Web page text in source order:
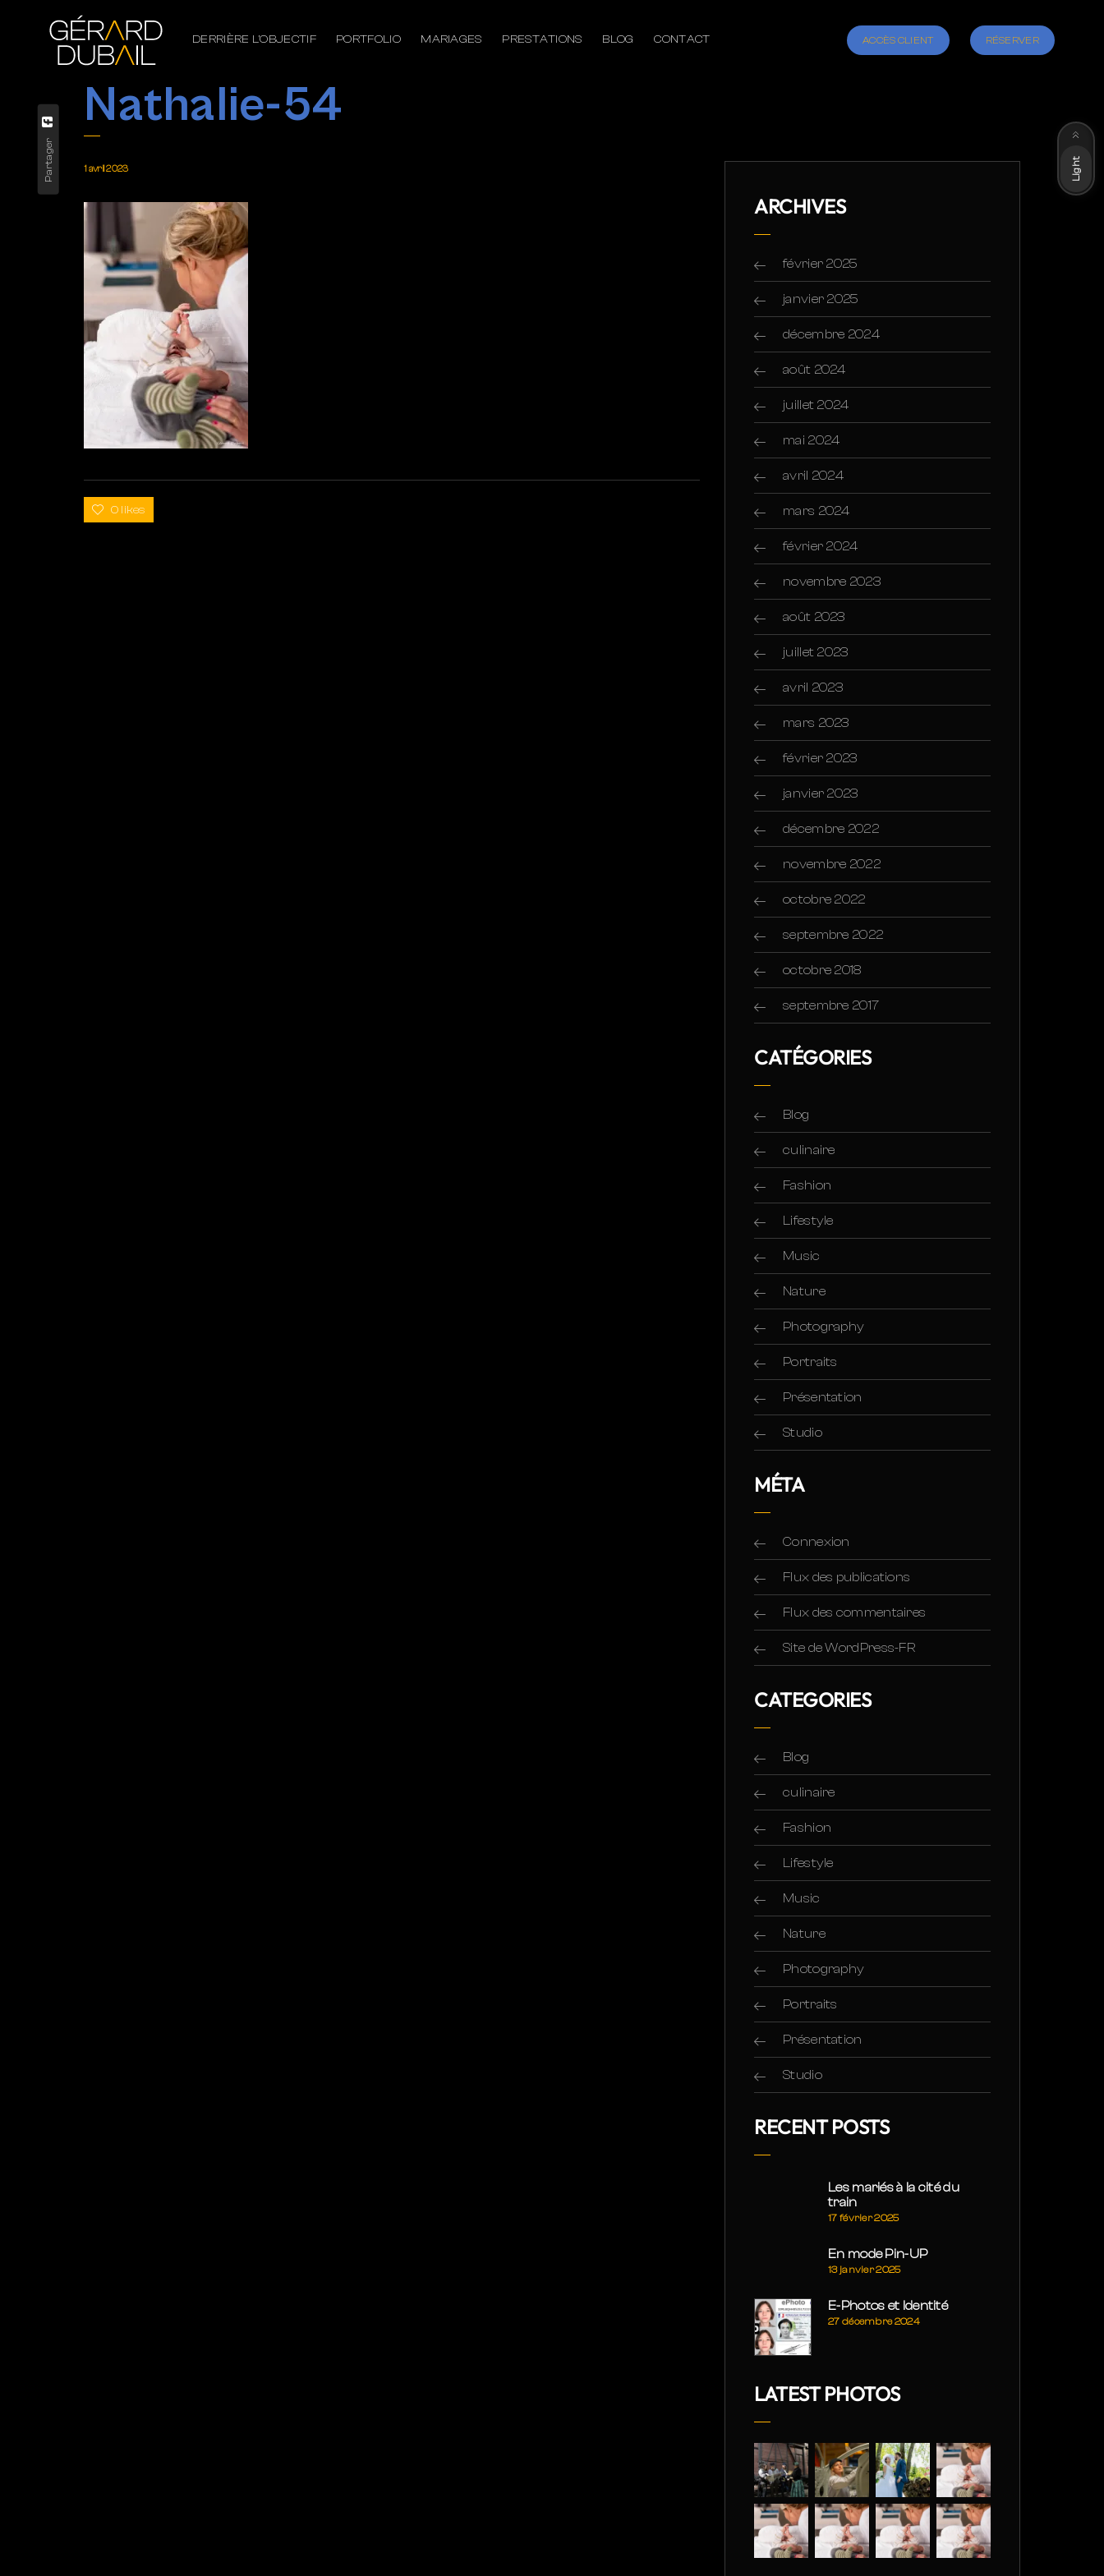
DERRIÈRE L’OBJECTIF PORTFOLIO MARIAGES PRESTATIONS BLOG CONTACT ACCÈS CLIENT RÉSERVER
Nathalie-54
Partager 1 avril 2023
0 likes
ARCHIVES
février 2025
janvier 2025
décembre 2024
août 2024
juillet 2024
mai 2024
avril 2024
mars 2024
février 2024
novembre 2023
août 2023
juillet 2023
avril 2023
mars 2023
février 2023
janvier 2023
décembre 2022
novembre 2022
octobre 2022
septembre 2022
octobre 2018
septembre 2017
CATÉGORIES
Blog
culinaire
Fashion
Lifestyle
Music
Nature
Photography
Portraits
Présentation
Studio
MÉTA
Connexion
Flux des publications
Flux des commentaires
Site de WordPress-FR
CATEGORIES
Blog
culinaire
Fashion
Lifestyle
Music
Nature
Photography
Portraits
Présentation
Studio
RECENT POSTS
Les mariés à la cité du
train
17 février 2025
En mode Pin-UP
13 janvier 2025
E-Photos et Identité
27 décembre 2024
LATEST PHOTOS
Light
Dark